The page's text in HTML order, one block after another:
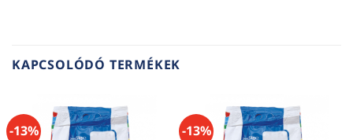
KAPCSOLÓDÓ TERMÉKEK
-13% -13%